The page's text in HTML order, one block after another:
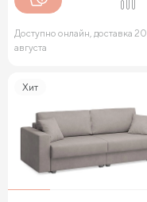
Доступно онлайн, доставка 20
августа
Хит